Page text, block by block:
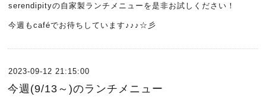
serendipityの自家製ランチメニューを是非お試しください！
今週もcaféでお待ちしています♪♪♪☆彡
2023-09-12 21:15:00
今週(9/13～)のランチメニュー